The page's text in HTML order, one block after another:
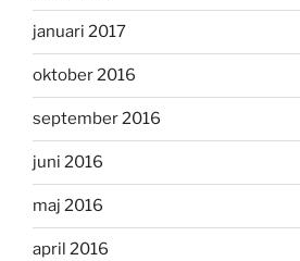
januari 2017
oktober 2016
september 2016
juni 2016
maj 2016
april 2016